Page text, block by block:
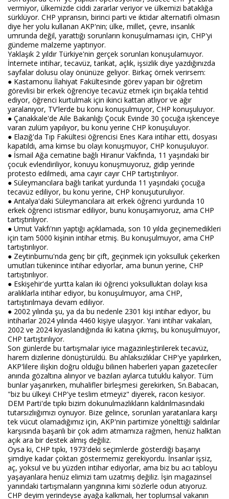
vermiyor, ülkemizde ciddi zararlar veriyor ve ülkemizi bataklığa
sürklüyor. CHP yıpransın, birinci parti ve iktidar alternatifi olmasın
diye her yolu kullanan AKP'nin; ülke, millet, çevre, insanlık
umrunda değil, yarattığı sorunların konuşulmaması için, CHP'yi
gündeme malzeme yaptırıyor.
Yaklaşık 2 yıldır Türkiye'nin gerçek sorunları konuşulamuyor.
İnternete intihar, tecavüz, tarikat, açlık, işsizlik diye yazdığınızda
sayfalar dolusu olay önünüze geliyor. Birkaç örnek verirsem:
● Kastamonu İlahiyat Fakültesinde görev yapan bir öğretim
görevlisi bir erkek öğrenciye tecavüz etmek için bıçakla tehtid
ediyor, öğrenci kurtulmak için ikinci kattan atlıyor ve ağır
yaralanıyor, TV'lerde bu konu konuşulmuyor, CHP konuşuluyor.
● Çanakkale'de Aile Bakanlığı Çocuk Evinde 30 çocuğa işkenceye
varan zulüm yapılıyor, bu konu yerine CHP konuşuluyor.
● Elazığ'da Tıp Fakültesi öğrencisi Enes Kara intihar etti, dosyası
kapatıldı, ama kimse bu olayı konuşmuyor, CHP konuşuluyor.
● İsmail Ağa cematine bağlı Hiranur Vakfında, 11 yaşındaki bir
çocuk evlendiriliyor, konuyu konuşmuyoruz, gidip yerinde
protesto edilmedi, ama cayır cayır CHP tartıştırılıyor.
● Süleymancılara bağlı tarikat yurdunda 11 yaşındaki çocuğa
tecavüz ediliyor, bu konu yerine, CHP konuşuturulıyor.
● Antalya'daki Süleymancılara ait erkek öğrenci yurdunda 10
erkek öğrenci istismar ediliyor, bunu konuşamıyoruz, ama CHP
tartıştırılıyor.
● Umut Vakfı'nın yaptığı açıklamada, son 10 yılda geçinemedikleri
için tam 5000 kişinin intihar etmiş. Bu konuşulmuyor, ama CHP
tartıştırılıyor.
● Zeytinburnu'nda genç bir çift, geçinmek için yoksulluk çekerken
umutları tükenince intihar ediyorlar, ama bunun yerine, CHP
tartıştırılıyor.
● Eskişehir'de yurtta kalan iki öğrenci yoksulluktan dolayı kısa
aralıklarla intihar ediyor, bu konuşulmuyor, ama CHP,
tartıştırılmaya devam ediliyor.
● 2002 yılında şu, ya da bu nedenle 2301 kişi intihar ediyor, bu
intiharlar 2024 yılında 4460 kişiye ulaşıyor. Yani intihar vakaları,
2002 ve 2024 kıyaslandığında iki katına çıkmış, bu konuşulmuyor,
CHP tartıştırılıyor.
Son günlerde bu tartışmalar iyice magazinleştirilerek tecavüz,
harem dizilerine dönüştürüldü. Bu ahlaksızlıklar CHP'ye yapılırken,
AKP'lilere ilişkin doğru olduğu bilinen haberleri yapan gazeteciler
anında gözaltına alınyor ve bazıları aylarca tutuklu kalıyor. Tüm
bunlar yaşanırken, muhalifler birleşmesi gerekirken, Sn.Babacan,
"biz bu ülkeyi CHP'ye teslim etmeyiz" diyerek, racon kesiyor.
DEM Parti'de tıpkı bizim dokunulmazlıkların kaldırılmasındaki
tutarsızlıığımızı oynuyor. Bize gelince, sorunları yaratanlara karşı
tek vücut olamadığımız için, AKP'nin partimize yönelttiği saldırılar
karşısında başarılı bir çok adım atmamıza rağmen, henüz halktan
açık ara bir destek almış değiliz.
Oysa ki, CHP tıpkı, 1973'deki seçimlerde gösterdiği başarıyı
şimdiye kadar çoktan göstermemiz gerekiyordu. İnsanlar işsiz,
aç, yoksul ve bu yüzden intihar ediyorlar, ama biz bu acı tabloyu
yaşayanlara henüz elimizi tam uzatmış değiliz. İşin magazinsel
yanındaki tartışmaların yangınına kimi sözlerle odun atıyoruz.
CHP deyim yerindeyse ayağa kalkmalı, her toplumsal vakanın